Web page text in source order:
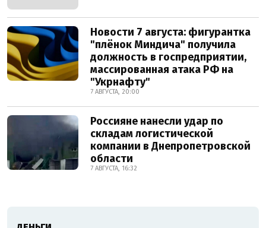
Новости 7 августа: фигурантка
"плёнок Миндича" получила
должность в госпредприятии,
массированная атака РФ на
"Укрнафту"
7 АВГУСТА, 20:00
Россияне нанесли удар по
складам логистической
компании в Днепропетровской
области
7 АВГУСТА, 16:32